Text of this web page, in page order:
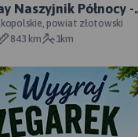
Naszyjnik Północy -
przebiegpowiat złotowski
843 km 1km